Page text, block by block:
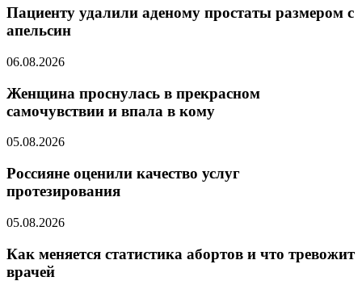
Пациенту удалили аденому простаты размером с
апельсин
06.08.2026
Женщина проснулась в прекрасном
самочувствии и впала в кому
05.08.2026
Россияне оценили качество услуг
протезирования
05.08.2026
Как меняется статистика абортов и что тревожит
врачей